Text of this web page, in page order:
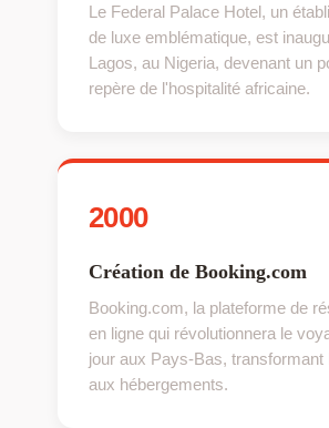
Le Federal Palace Hotel, un
de luxe emblématique, est
Lagos, au Nigeria, devenant un
repère de l'hospitalité africaine.
2000
Création de Booking.com
Booking.com, la plateforme de
en ligne qui révolutionnera le
jour aux Pays-Bas, transformant
aux hébergements.